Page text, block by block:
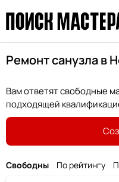
Ремонт санузла в
Вам ответят свободные
подходящей
Свободны По рейтингу